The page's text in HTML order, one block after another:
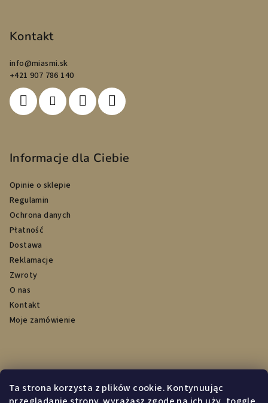
Ta strona korzysta z plików cookie. Kontynuując
Kontakt
info@miasmi.sk
+421 907 786 140
Informacje dla Ciebie
Opinie o sklepie
Regulamin
Ochrona danych
Płatność
Dostawa
Reklamacje
Zwroty
O nas
Kontakt
Moje zamówienie
Przyjmujemy płatności online